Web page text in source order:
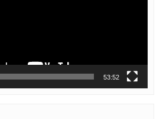
53:52